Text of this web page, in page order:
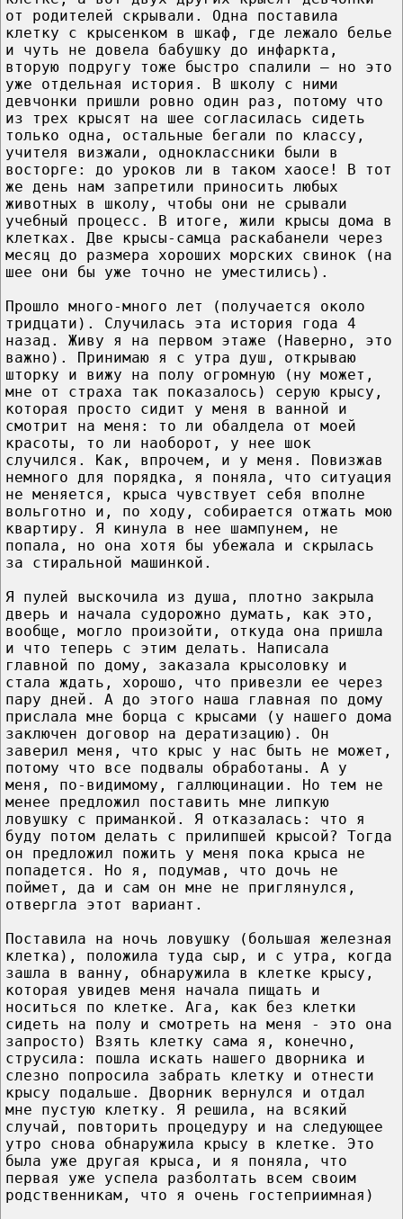
от родителей скрывали. Одна поставила
клетку с крысенком в шкаф, где лежало белье
и чуть не довела бабушку до инфаркта,
вторую подругу тоже быстро спалили – но это
уже отдельная история. В школу с ними
девчонки пришли ровно один раз, потому что
из трех крысят на шее согласилась сидеть
только одна, остальные бегали по классу,
учителя визжали, одноклассники были в
восторге: до уроков ли в таком хаосе! В тот
же день нам запретили приносить любых
животных в школу, чтобы они не срывали
учебный процесс. В итоге, жили крысы дома в
клетках. Две крысы-самца раскабанели через
месяц до размера хороших морских свинок (на
шее они бы уже точно не уместились).
Прошло много-много лет (получается около
тридцати). Случилась эта история года 4
назад. Живу я на первом этаже (Наверно, это
важно). Принимаю я с утра душ, открываю
шторку и вижу на полу огромную (ну может,
мне от страха так показалось) серую крысу,
которая просто сидит у меня в ванной и
смотрит на меня: то ли обалдела от моей
красоты, то ли наоборот, у нее шок
случился. Как, впрочем, и у меня. Повизжав
немного для порядка, я поняла, что ситуация
не меняется, крыса чувствует себя вполне
вольготно и, по ходу, собирается отжать мою
квартиру. Я кинула в нее шампунем, не
попала, но она хотя бы убежала и скрылась
за стиральной машинкой.
Я пулей выскочила из душа, плотно закрыла
дверь и начала судорожно думать, как это,
вообще, могло произойти, откуда она пришла
и что теперь с этим делать. Написала
главной по дому, заказала крысоловку и
стала ждать, хорошо, что привезли ее через
пару дней. А до этого наша главная по дому
прислала мне борца с крысами (у нашего дома
заключен договор на дератизацию). Он
заверил меня, что крыс у нас быть не может,
потому что все подвалы обработаны. А у
меня, по-видимому, галлюцинации. Но тем не
менее предложил поставить мне липкую
ловушку с приманкой. Я отказалась: что я
буду потом делать с прилипшей крысой? Тогда
он предложил пожить у меня пока крыса не
попадется. Но я, подумав, что дочь не
поймет, да и сам он мне не приглянулся,
отвергла этот вариант.
Поставила на ночь ловушку (большая железная
клетка), положила туда сыр, и с утра, когда
зашла в ванну, обнаружила в клетке крысу,
которая увидев меня начала пищать и
носиться по клетке. Ага, как без клетки
сидеть на полу и смотреть на меня - это она
запросто) Взять клетку сама я, конечно,
струсила: пошла искать нашего дворника и
слезно попросила забрать клетку и отнести
крысу подальше. Дворник вернулся и отдал
мне пустую клетку. Я решила, на всякий
случай, повторить процедуру и на следующее
утро снова обнаружила крысу в клетке. Это
была уже другая крыса, и я поняла, что
первая уже успела разболтать всем своим
родственникам, что я очень гостеприимная)